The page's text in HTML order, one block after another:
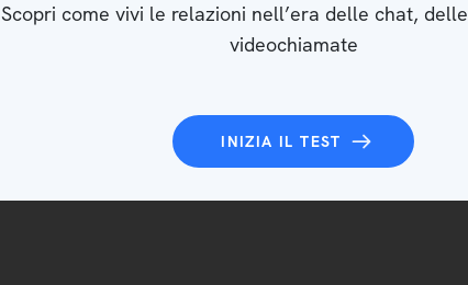
Scopri come vivi le relazioni nell’era delle chat,
videochiamate
INIZIA IL TEST